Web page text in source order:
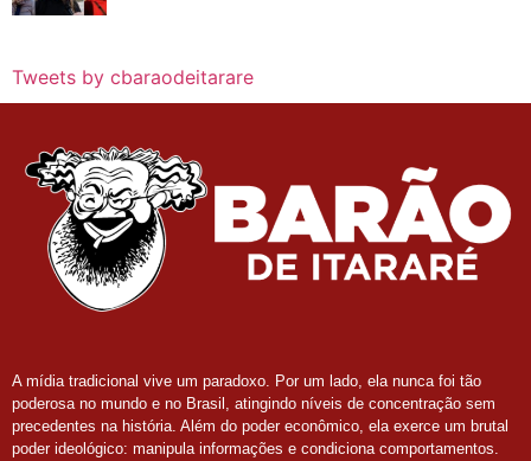
Tweets by cbaraodeitarare
A mídia tradicional vive um paradoxo. Por um lado, ela nunca foi tão
poderosa no mundo e no Brasil, atingindo níveis de concentração sem
precedentes na história. Além do poder econômico, ela exerce um brutal
poder ideológico: manipula informações e condiciona comportamentos.